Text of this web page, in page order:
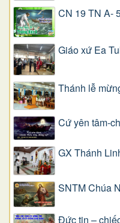
CN 19 TN A-
Giáo xứ Ea
Thánh lễ
Cứ yên tâm-
GX Thánh
SNTM Chúa
Đức tin –